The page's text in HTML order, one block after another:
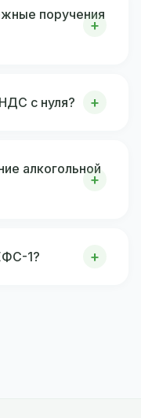
поручения
с нуля?
алкогольной
1?